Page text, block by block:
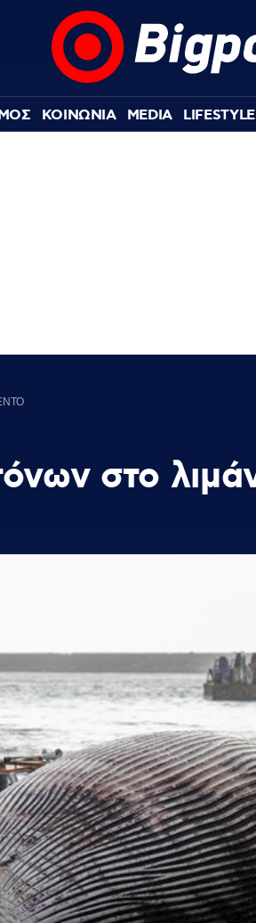
ΚΟΙΝΩΝΙΑ MEDIA LIFESTYLE
στο